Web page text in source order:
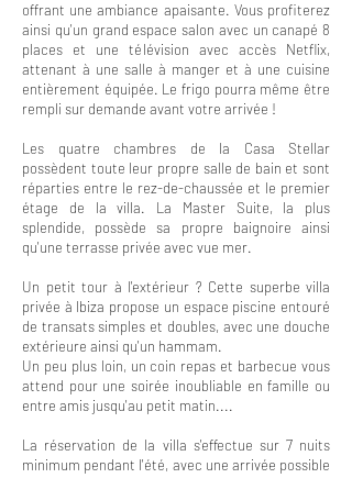
offrant une ambiance apaisante. Vous profiterez
ainsi qu'un grand espace salon avec un canapé 8
places et une télévision avec accès Netflix,
attenant à une salle à manger et à une cuisine
entièrement équipée. Le frigo pourra même être
rempli sur demande avant votre arrivée !
Les quatre chambres de la Casa Stellar
possèdent toute leur propre salle de bain et sont
réparties entre le rez-de-chaussée et le premier
étage de la villa. La Master Suite, la plus
splendide, possède sa propre baignoire ainsi
qu'une terrasse privée avec vue mer.
Un petit tour à l'extérieur ? Cette superbe villa
privée à Ibiza propose un espace piscine entouré
de transats simples et doubles, avec une douche
extérieure ainsi qu'un hammam.
Un peu plus loin, un coin repas et barbecue vous
attend pour une soirée inoubliable en famille ou
entre amis jusqu'au petit matin....
La réservation de la villa s'effectue sur 7 nuits
minimum pendant l'été, avec une arrivée possible